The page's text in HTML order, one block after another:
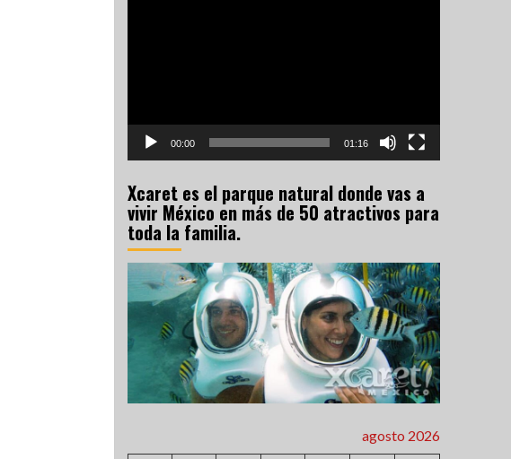
00:00 01:16
Xcaret es el parque natural donde vas a
vivir México en más de 50 atractivos para
toda la familia.
agosto 2026